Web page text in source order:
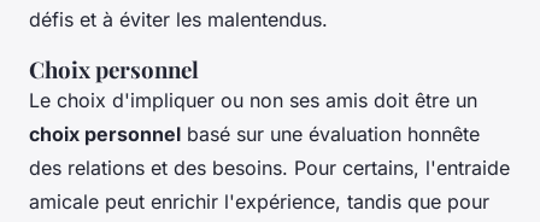
défis et à éviter les malentendus.
Choix personnel
Le choix d'impliquer ou non ses amis doit être un
choix personnel basé sur une évaluation honnête
des relations et des besoins. Pour certains, l'entraide
amicale peut enrichir l'expérience, tandis que pour